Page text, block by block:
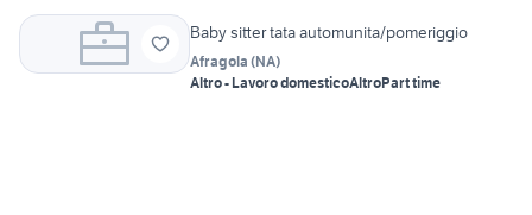
Baby sitter tata automunita/pomeriggio
Afragola (NA)
Altro - Lavoro domesticoAltroPart time